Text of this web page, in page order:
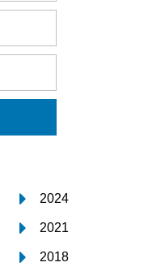
2024
2021
2018